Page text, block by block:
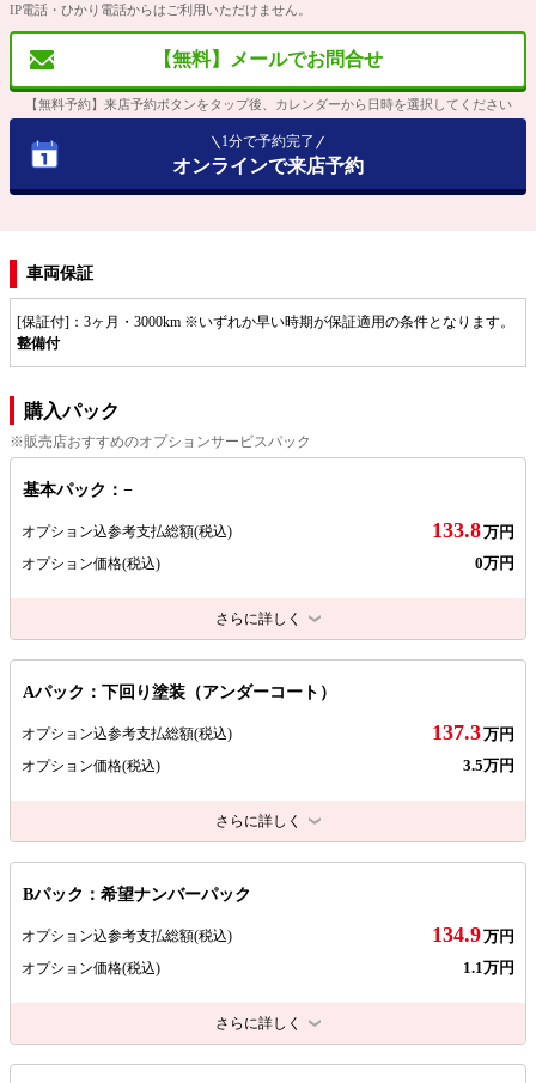
IP電話・ひかり電話からはご利用いただけません。
【無料】メールでお問合せ
【無料予約】来店予約ボタンをタップ後、カレンダーから日時を選択してください
1分で予約完了
オンラインで来店予約
車両保証
[保証付]：3ヶ月・3000km ※いずれか早い時期が保証適用の条件となります。
整備付
購入パック
※販売店おすすめのオプションサービスパック
基本パック：−
オプション込参考支払総額(税込) 133.8万円
オプション価格(税込) 0万円
さらに詳しく
Aパック：下回り塗装（アンダーコート）
オプション込参考支払総額(税込) 137.3万円
オプション価格(税込) 3.5万円
さらに詳しく
Bパック：希望ナンバーパック
オプション込参考支払総額(税込) 134.9万円
オプション価格(税込) 1.1万円
さらに詳しく